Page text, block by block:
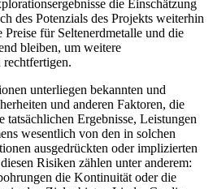
die Einschätzung
des Potenzials des Projekts weiterhin
Preise für Seltenerdmetalle und die
bleiben, um weitere
unterliegen bekannten und
und anderen Faktoren, die
tatsächlichen Ergebnisse, Leistungen
wesentlich von den in solchen
ausgedrückten oder implizierten
Risiken zählen unter anderem:
die Kontinuität oder die